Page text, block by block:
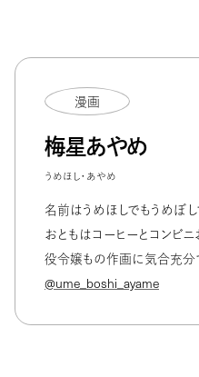
漫画
梅星あやめ
うめほし・あやめ
名前はうめほしでもうめぼ
おともはコーヒーとコンビ
役令嬢もの作画に気合充分
@ume_boshi_ayame